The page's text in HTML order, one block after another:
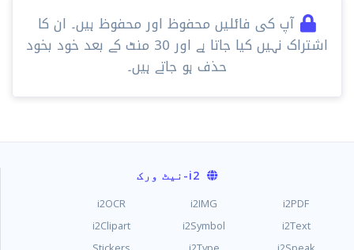
آپ کی فائلیں محفوظ اور محفوظ ہیں۔ ان کا
اشتراک نہیں کیا جاتا ہے اور 30 ​​منٹ کے بعد خود بخود
حذف ہو جاتے ہیں۔
i2-نیٹ ورک
i2PDF
i2IMG
i2OCR
i2Text
i2Symbol
i2Clipart